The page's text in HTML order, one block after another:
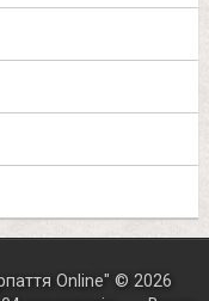
Online" © 2026